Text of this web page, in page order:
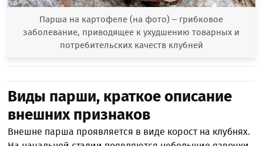
Парша на картофеле (на фото) – грибковое
заболевание, приводящее к ухудшению товарных и
потребительских качеств клубней
Виды парши, краткое описание
внешних признаков
Внешне парша проявляется в виде корост на клубнях.